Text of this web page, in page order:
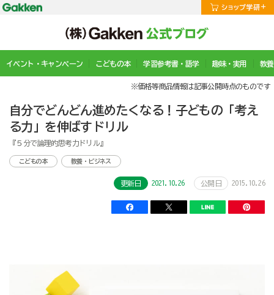
イベント・キャンペーン こどもの本 学習参考書・語学 趣味・実用 教
※価格等商品情報は記事公開時点のものです
自分でどんどん進めたくなる！子どもの「考え
る力」を伸ばすドリル
『５分で論理的思考力ドリル』
こどもの本 教養・ビジネス
更新日 2021.10.26 公開日 2015.10.26